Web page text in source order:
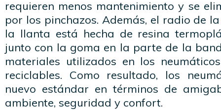
requieren menos mantenimiento y se
por los pinchazos. Además, el radio de
la llanta está hecha de resina
junto con la goma en la parte de la
materiales utilizados en los
reciclables. Como resultado, los
nuevo estándar en términos de
ambiente, seguridad y confort.